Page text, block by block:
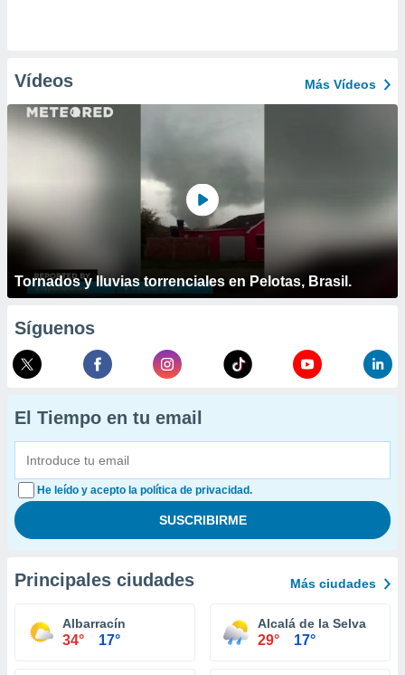
Vídeos Más Vídeos
Tornados y lluvias torrenciales en Pelotas, Brasil.
Síguenos
El Tiempo en tu email
He leído y acepto la política de privacidad.
Principales ciudades Más ciudades
Albarracín
34° 17°
Alcalá de la Selva
29° 17°